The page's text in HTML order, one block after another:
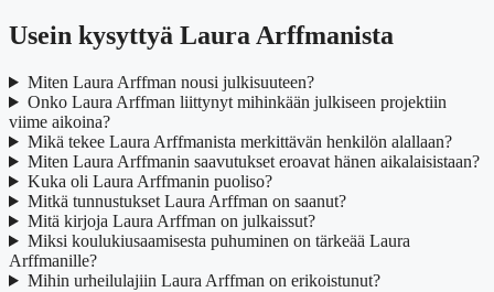
Usein kysyttyä Laura Arffmanista
Miten Laura Arffman nousi julkisuuteen?
Onko Laura Arffman liittynyt mihinkään julkiseen projektiin
viime aikoina?
Mikä tekee Laura Arffmanista merkittävän henkilön alallaan?
Miten Laura Arffmanin saavutukset eroavat hänen aikalaisistaan?
Kuka oli Laura Arffmanin puoliso?
Mitkä tunnustukset Laura Arffman on saanut?
Mitä kirjoja Laura Arffman on julkaissut?
Miksi koulukiusaamisesta puhuminen on tärkeää Laura
Arffmanille?
Mihin urheilulajiin Laura Arffman on erikoistunut?